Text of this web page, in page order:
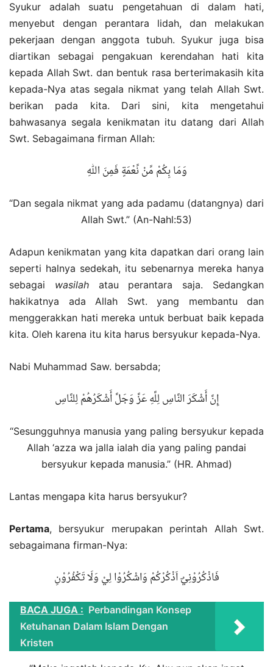
Syukur adalah suatu pengetahuan di dalam hati,
menyebut dengan perantara lidah, dan melakukan
pekerjaan dengan anggota tubuh. Syukur juga bisa
diartikan sebagai pengakuan kerendahan hati kita
kepada Allah Swt. dan bentuk rasa berterimakasih kita
kepada-Nya atas segala nikmat yang telah Allah Swt.
berikan pada kita. Dari sini, kita mengetahui
bahwasanya segala kenikmatan itu datang dari Allah
Swt. Sebagaimana firman Allah:
وَمَا بِكُمْ مِّنْ نِّعْمَةٍ فَمِنَ اللّٰهِ
“Dan segala nikmat yang ada padamu (datangnya) dari
Allah Swt.” (An-Nahl:53)
Adapun kenikmatan yang kita dapatkan dari orang lain
seperti halnya sedekah, itu sebenarnya mereka hanya
sebagai wasilah atau perantara saja. Sedangkan
hakikatnya ada Allah Swt. yang membantu dan
menggerakkan hati mereka untuk berbuat baik kepada
kita. Oleh karena itu kita harus bersyukur kepada-Nya.
Nabi Muhammad Saw. bersabda;
إِنَّ أَشْكَرَ النَّاسِ لِلَّهِ عَزَّ وَجَلَّ أَشْكَرُهُمْ لِلنَّاسِ
“Sesungguhnya manusia yang paling bersyukur kepada
Allah ‘azza wa jalla ialah dia yang paling pandai
bersyukur kepada manusia.” (HR. Ahmad)
Lantas mengapa kita harus bersyukur?
Pertama, bersyukur merupakan perintah Allah Swt.
sebagaimana firman-Nya:
فَاذْكُرُوْنِيْٓ اَذْكُرْكُمْ وَاشْكُرُوْا لِيْ وَلَا تَكْفُرُوْنِ
BACA JUGA : Perbandingan Konsep
Ketuhanan Dalam Islam Dengan
Kristen